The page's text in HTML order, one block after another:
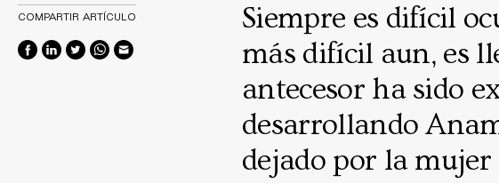
Siempre es difícil
más difícil aun, es
antecesor ha sido
desarrollando
dejado por la
COMPARTIR ARTÍCULO